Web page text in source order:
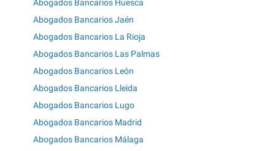
Abogados Bancarios Huesca
Abogados Bancarios Jaén
Abogados Bancarios La Rioja
Abogados Bancarios Las Palmas
Abogados Bancarios León
Abogados Bancarios Lleida
Abogados Bancarios Lugo
Abogados Bancarios Madrid
Abogados Bancarios Málaga